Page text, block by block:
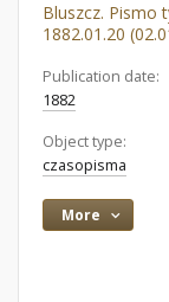
Bluszcz. Pismo
1882.01.20
Publication date:
1882
Object type:
czasopisma
More